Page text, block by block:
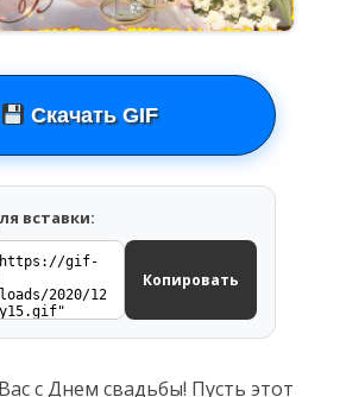
Скачать GIF
вставки:
Копировать
с Днем свадьбы! Пусть этот